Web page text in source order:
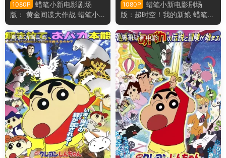
1080P
蜡笔小新电影剧场
版： 黄金间谍大作战 蜡笔小
新电影剧场版19： 呼风唤雨！
黄金的间谍大作战粤语版
1080P
蜡笔小新电影剧场
版：超时空！我的新娘 蜡笔小
新电影剧场版18：超时空！呼
风唤雨的我的新娘粤语版
粤语动画电影 粤语动画电影